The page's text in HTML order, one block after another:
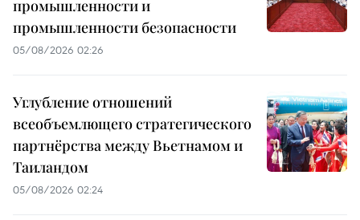
промышленности и
промышленности безопасности
05/08/2026 02:26
Углубление отношений
всеобъемлющего стратегического
партнёрства между Вьетнамом и
Таиландом
05/08/2026 02:24